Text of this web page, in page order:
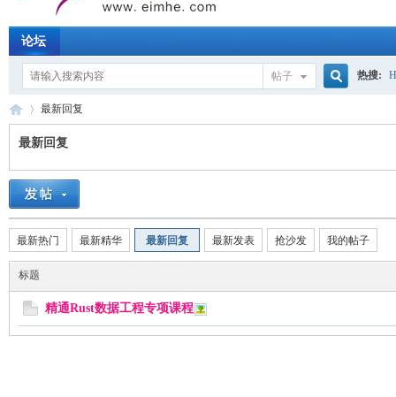
论坛
帖子 热搜:
美 ›
最新回复
最新回复
最新热门 最新精华 最新回复 最新发表 抢沙发 我的帖子
标题
精通Rust数据工程专项课程